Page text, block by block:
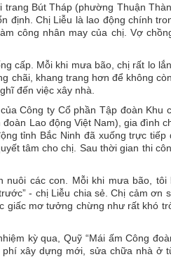
Bút Tháp (phường Thuận
định. Chị Liễu là lao động chính
công nhân may của chị. Vợ
cấp. Mỗi khi mưa bão, chị rất lo
chãi, khang trang hơn để không
đến việc xây nhà.
Công ty Cổ phần Tập đoàn Khu
Lao động Việt Nam), gia đình
tỉnh Bắc Ninh đã xuống trực
tâm cho chị. Sau thời gian thi
các con. Mỗi khi mưa bão, tôi
- chị Liễu chia sẻ. Chị cảm ơn
giấc mơ tưởng chừng như rất khó
kỳ qua, Quỹ “Mái ấm Công
xây dựng mới, sửa chữa nhà ở